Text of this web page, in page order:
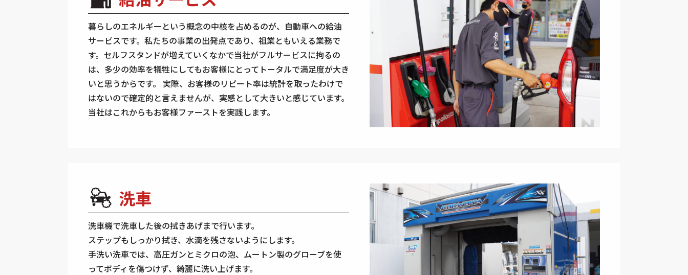
暮らしのエネルギーという概念の中核を占めるのが、自動車への給油
サービスです。私たちの事業の出発点であり、祖業ともいえる業務で
す。セルフスタンドが増えていくなかで当社がフルサービスに拘るの
は、多少の効率を犠牲にしてもお客様にとってトータルで満足度が大き
いと思うからです。 実際、お客様のリピート率は統計を取ったわけで
はないので確定的と言えませんが、実感として大きいと感じています。
当社はこれからもお客様ファーストを実践します。
洗車
洗車機で洗車した後の拭きあげまで行います。
ステップもしっかり拭き、水滴を残さないようにします。
手洗い洗車では、高圧ガンとミクロの泡、ムートン製のグローブを使
ってボディを傷つけず、綺麗に洗い上げます。